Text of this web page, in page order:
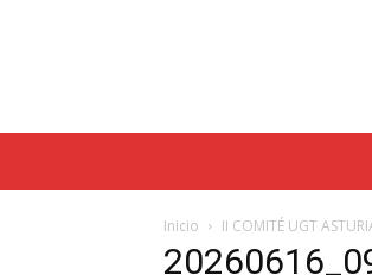
Inicio II COMITÉ UGT